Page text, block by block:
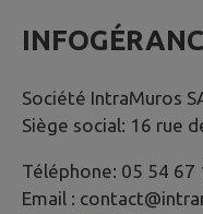
Société IntraMuros
Siège social: 16 rue
Téléphone: 05 54 67
Email :